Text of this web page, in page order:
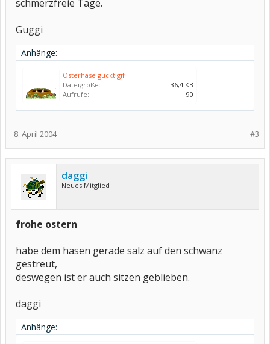
schmerzfreie Tage.
Guggi
Anhänge:
Osterhase guckt.gif
Dateigröße:
36,4 KB
Aufrufe:
90
#3
8. April 2004
daggi
Neues Mitglied
frohe ostern
habe dem hasen gerade salz auf den schwanz
gestreut,
deswegen ist er auch sitzen geblieben.
daggi
Anhänge: